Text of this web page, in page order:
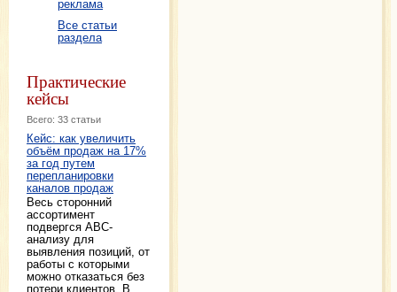
реклама
Все статьи
раздела
Практические
кейсы
Всего: 33 статьи
Кейс: как увеличить
объём продаж на 17%
за год путем
перепланировки
каналов продаж
Весь сторонний
ассортимент
подвергся АВС-
анализу для
выявления позиций, от
работы с которыми
можно отказаться без
потери клиентов. В